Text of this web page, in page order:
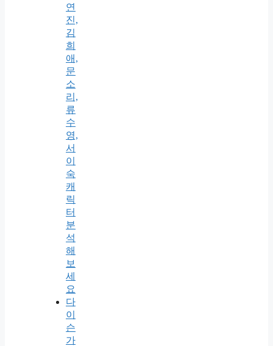
연
진,
김
희
애,
문
소
리,
류
수
영,
서
이
숙
캐
릭
터
분
석
해
보
세
요
다
이
슨
가